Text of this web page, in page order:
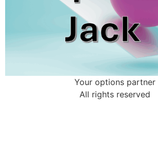
Your options partner
All rights reserved